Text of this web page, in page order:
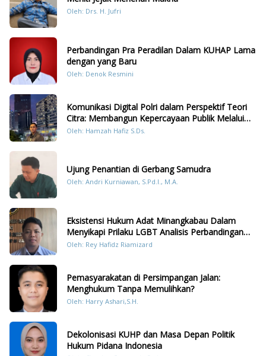
Oleh: Drs. H. Jufri
Perbandingan Pra Peradilan Dalam KUHAP Lama
dengan yang Baru
Oleh: Denok Resmini
Komunikasi Digital Polri dalam Perspektif Teori
Citra: Membangun Kepercayaan Publik Melalui
Konten Humanis Kesiapsiagaan Bencana di
Oleh: Hamzah Hafiz S.Ds.
Ujung Penantian di Gerbang Samudra
Oleh: Andri Kurniawan, S.Pd.I., M.A.
Eksistensi Hukum Adat Minangkabau Dalam
Menyikapi Prilaku LGBT Analisis Perbandingan
Dengan Hukum Pidana
Oleh: Rey Hafidz Riamizard
Pemasyarakatan di Persimpangan Jalan:
Menghukum Tanpa Memulihkan?
Oleh: Harry Ashari,S.H.
Dekolonisasi KUHP dan Masa Depan Politik
Hukum Pidana Indonesia